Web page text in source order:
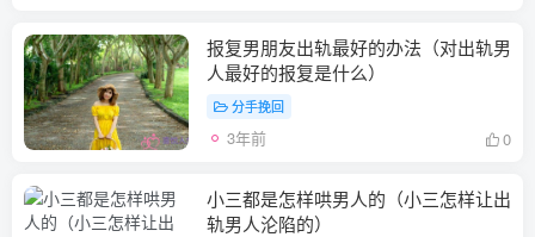
报复男朋友出轨最好的办法（对出轨男
人最好的报复是什么）
分手挽回
3年前 0
小三都是怎样哄男人的（小三怎样让出
轨男人沦陷的）